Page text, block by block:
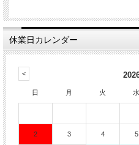
休業日カレンダー
日 月 火 水
2 3 4 5